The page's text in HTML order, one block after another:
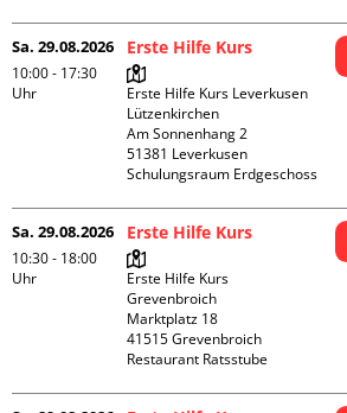
Sa. 29.08.2026
10:00 - 17:30
Uhr
Erste Hilfe Kurs
Erste Hilfe Kurs Leverkusen
Lützenkirchen
Am Sonnenhang 2
51381 Leverkusen
Schulungsraum Erdgeschoss
Sa. 29.08.2026
10:30 - 18:00
Uhr
Erste Hilfe Kurs
Erste Hilfe Kurs
Grevenbroich
Marktplatz 18
41515 Grevenbroich
Restaurant Ratsstube